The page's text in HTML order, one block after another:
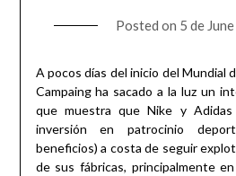
Posted on 5 de
A pocos días del inicio del Mundial
Campaing ha sacado a la luz un
que muestra que Nike y
inversión en patrocinio
beneficios) a costa de seguir
de sus fábricas, principalmente